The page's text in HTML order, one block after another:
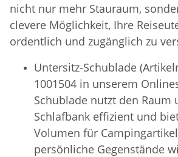
nicht nur mehr Stauraum,
clevere Möglichkeit, Ihre
ordentlich und zugänglich zu
Untersitz-Schublade
1001504 in unserem
Schublade nutzt den Raum
Schlafbank effizient und
Volumen für
persönliche Gegenstände